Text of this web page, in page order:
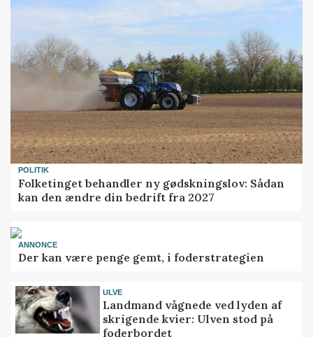
POLITIK
Folketinget behandler ny gødskningslov: Sådan
kan den ændre din bedrift fra 2027
ANNONCE
Der kan være penge gemt, i foderstrategien
ULVE
Landmand vågnede ved lyden af
skrigende kvier: Ulven stod på
foderbordet